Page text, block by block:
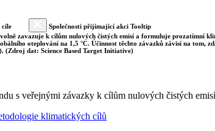
cíle
Společnosti přijímající akci Tooltip
zavazuje k cílům nulových čistých emisí a formuluje prozatímní
oteplování na 1,5 °C. Účinnost těchto závazků závisí na tom,
(Zdroj dat: Science Based Target Initiative)
s veřejnými závazky k cílům nulových čistých
klimatických cílů